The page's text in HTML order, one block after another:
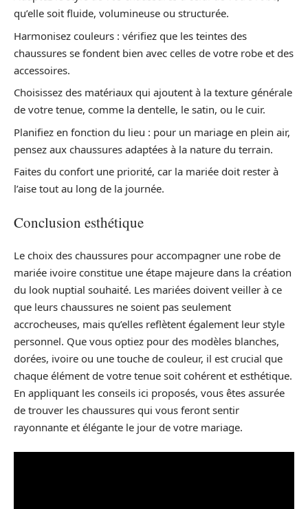
qu’elle soit fluide, volumineuse ou structurée.
Harmonisez couleurs : vérifiez que les teintes des
chaussures se fondent bien avec celles de votre robe et des
accessoires.
Choisissez des matériaux qui ajoutent à la texture générale
de votre tenue, comme la dentelle, le satin, ou le cuir.
Planifiez en fonction du lieu : pour un mariage en plein air,
pensez aux chaussures adaptées à la nature du terrain.
Faites du confort une priorité, car la mariée doit rester à
l’aise tout au long de la journée.
Conclusion esthétique
Le choix des chaussures pour accompagner une robe de
mariée ivoire constitue une étape majeure dans la création
du look nuptial souhaité. Les mariées doivent veiller à ce
que leurs chaussures ne soient pas seulement
accrocheuses, mais qu’elles reflètent également leur style
personnel. Que vous optiez pour des modèles blanches,
dorées, ivoire ou une touche de couleur, il est crucial que
chaque élément de votre tenue soit cohérent et esthétique.
En appliquant les conseils ici proposés, vous êtes assurée
de trouver les chaussures qui vous feront sentir
rayonnante et élégante le jour de votre mariage.